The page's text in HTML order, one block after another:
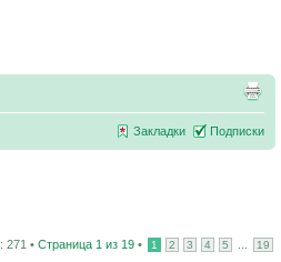
Закладки Подписки
271 • Страница 1 из 19 • 1 2 3 4 5 19